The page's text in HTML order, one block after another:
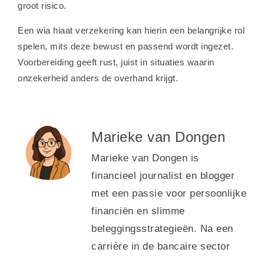
groot risico.
Een wia hiaat verzekering kan hierin een belangrijke rol
spelen, mits deze bewust en passend wordt ingezet.
Voorbereiding geeft rust, juist in situaties waarin
onzekerheid anders de overhand krijgt.
Marieke van Dongen
Marieke van Dongen is
financieel journalist en blogger
met een passie voor persoonlijke
financiën en slimme
beleggingsstrategieën. Na een
carrière in de bancaire sector